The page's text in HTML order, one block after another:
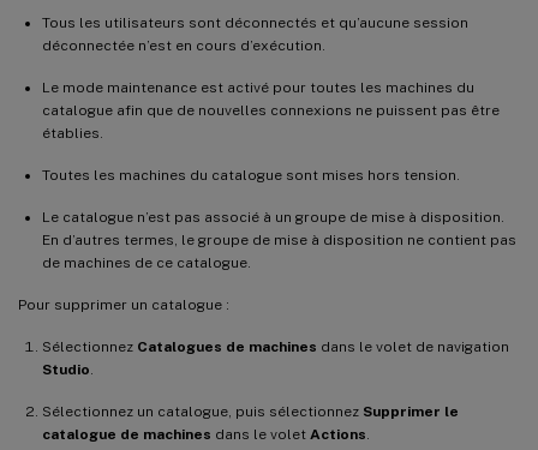
Tous les utilisateurs sont déconnectés et qu’aucune session
déconnectée n’est en cours d’exécution.
Le mode maintenance est activé pour toutes les machines du
catalogue afin que de nouvelles connexions ne puissent pas être
établies.
Toutes les machines du catalogue sont mises hors tension.
Le catalogue n’est pas associé à un groupe de mise à disposition.
En d’autres termes, le groupe de mise à disposition ne contient pas
de machines de ce catalogue.
Pour supprimer un catalogue :
Sélectionnez Catalogues de machines dans le volet de navigation
Studio
Sélectionnez un catalogue, puis sélectionnez Supprimer le
catalogue de machines dans le volet Actions